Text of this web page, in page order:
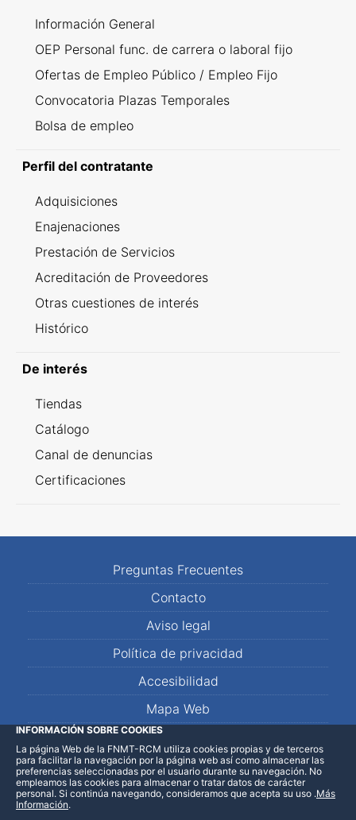
Información General
OEP Personal func. de carrera o laboral fijo
Ofertas de Empleo Público / Empleo Fijo
Convocatoria Plazas Temporales
Bolsa de empleo
Perfil del contratante
Adquisiciones
Enajenaciones
Prestación de Servicios
Acreditación de Proveedores
Otras cuestiones de interés
Histórico
De interés
Tiendas
Catálogo
Canal de denuncias
Certificaciones
Preguntas Frecuentes
Contacto
Aviso legal
Política de privacidad
Accesibilidad
Mapa Web
LinkedInFacebookWhatsApp
INFORMACIÓN SOBRE COOKIES
La página Web de la FNMT-RCM utiliza cookies propias y de terceros
para facilitar la navegación por la página web así como almacenar las
preferencias seleccionadas por el usuario durante su navegación. No
empleamos las cookies para almacenar o tratar datos de carácter
personal. Si continúa navegando, consideramos que acepta su uso .Más
Información.